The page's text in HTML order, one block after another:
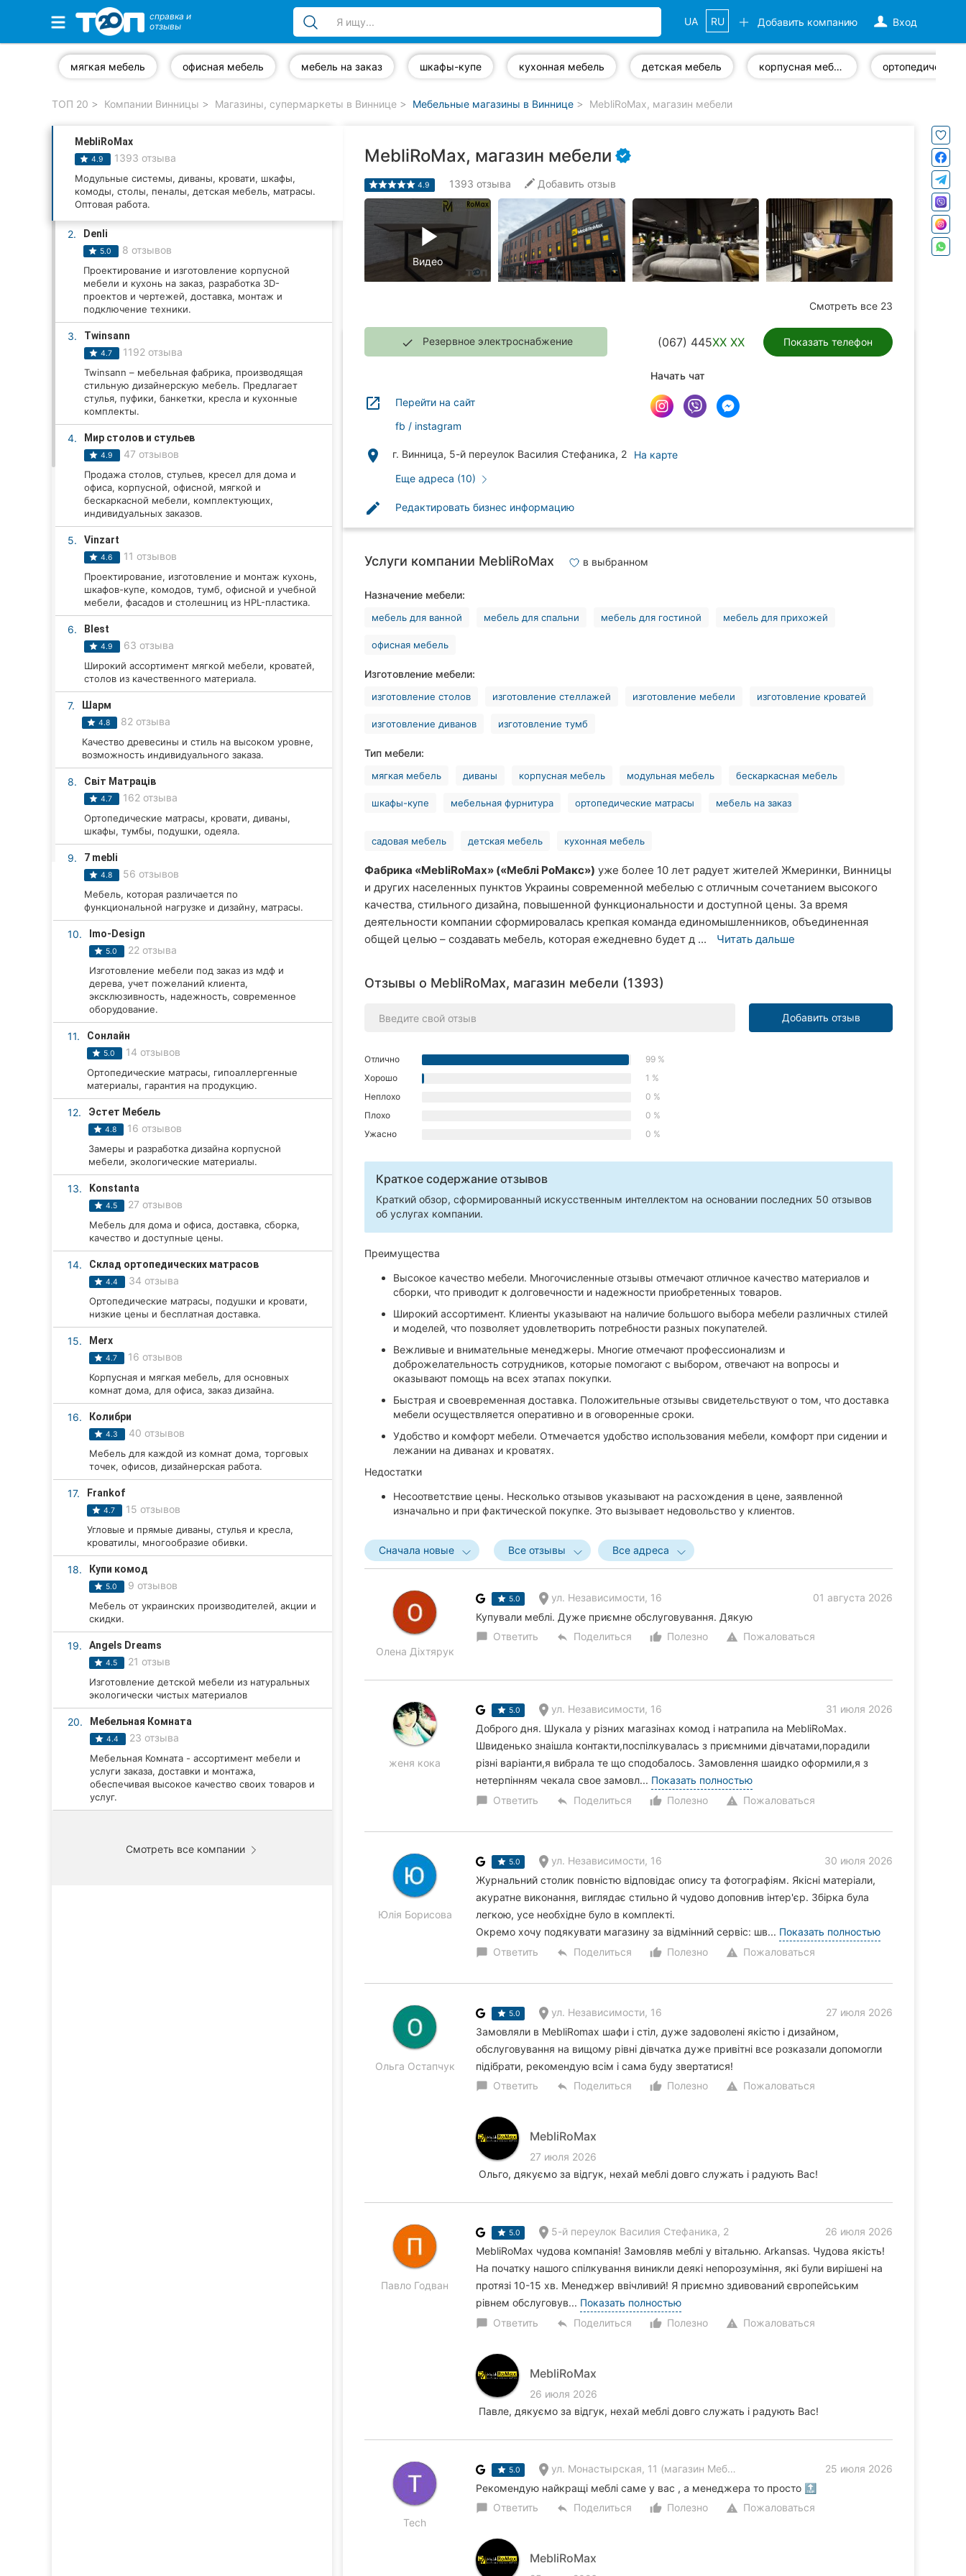
Избранные компании
Стоматологии
Ветеринарные клиники
Частные клиники
Автошколы
Все рубрики
Все города:
Хмельницкий
Кропивницкий
Запорожье
Кривой Рог
Полтава
Черкассы
Ивано-Франковск
Карпаты
справка и
отзывы
Вход
Добавить компанию
UA RU
мягкая мебель офисная мебель мебель на заказ шкафы-купе кухонная мебель детская мебель корпусная мебель
ТОП 20 Компании Винницы Магазины, супермаркеты в Виннице Мебельные магазины в Виннице MebliRoMax, магазин мебели
MebliRoMax
4.9 1393 отзыва
Модульные системы, диваны, кровати, шкафы,
комоды, столы, пеналы, детская мебель, матрасы.
Оптовая работа.
2. Denli
5.0 8 отзывов
Проектирование и изготовление корпусной
мебели и кухонь на заказ, разработка 3D-
проектов и чертежей, доставка, монтаж и
подключение техники.
3. Twinsann
4.7 1192 отзыва
Twinsann – мебельная фабрика, производящая
стильную дизайнерскую мебель. Предлагает
стулья, пуфики, банкетки, кресла и кухонные
комплекты.
4. Мир столов и стульев
4.9 47 отзывов
Продажа столов, стульев, кресел для дома и
офиса, корпусной, офисной, мягкой и
бескаркасной мебели, комплектующих,
индивидуальных заказов.
5. Vinzart
4.6 11 отзывов
Проектирование, изготовление и монтаж кухонь,
шкафов-купе, комодов, тумб, офисной и учебной
мебели, фасадов и столешниц из HPL-пластика.
6. Blest
4.9 63 отзыва
Широкий ассортимент мягкой мебели, кроватей,
столов из качественного материала.
7. Шарм
4.8 82 отзыва
Качество древесины и стиль на высоком уровне,
возможность индивидуального заказа.
8. Світ Матраців
4.7 162 отзыва
Ортопедические матрасы, кровати, диваны,
шкафы, тумбы, подушки, одеяла.
9. 7 mebli
4.8 56 отзывов
Мебель, которая различается по
функциональной нагрузке и дизайну, матрасы.
10. Imo-Design
5.0 22 отзыва
Изготовление мебели под заказ из мдф и
дерева, учет пожеланий клиента,
эксклюзивность, надежность, современное
оборудование.
11. Сонлайн
5.0 14 отзывов
Ортопедические матрасы, гипоаллергенные
материалы, гарантия на продукцию.
12. Эстет Мебель
4.8 16 отзывов
Замеры и разработка дизайна корпусной
мебели, экологические материалы.
13. Konstanta
4.5 27 отзывов
Мебель для дома и офиса, доставка, сборка,
качество и доступные цены.
14. Склад ортопедических матрасов
4.4 34 отзыва
Ортопедические матрасы, подушки и кровати,
низкие цены и бесплатная доставка.
15. Merx
4.7 16 отзывов
Корпусная и мягкая мебель, для основных
комнат дома, для офиса, заказ дизайна.
16. Колибри
4.3 40 отзывов
Мебель для каждой из комнат дома, торговых
точек, офисов, дизайнерская работа.
17. Frankof
4.7 15 отзывов
Угловые и прямые диваны, стулья и кресла,
кроватилы, многообразие обивки.
18. Купи комод
5.0 9 отзывов
Мебель от украинских производителей, акции и
скидки.
19. Angels Dreams
4.5 21 отзыв
Изготовление детской мебели из натуральных
экологически чистых материалов
20. Мебельная Комната
4.4 23 отзыва
Мебельная Комната - ассортимент мебели и
услуги заказа, доставки и монтажа,
обеспечивая высокое качество своих товаров и
услуг.
Смотреть все компании
MebliRoMax, магазин мебели
4.9 1393 отзыва Добавить отзыв
play_arrow
Видео
Смотреть все 23
done Резервное электроснабжение
launch
Перейти на сайт
fb
instagram
(067) 445XX XX Показать телефон
Начать чат
place г. Винница, 5-й переулок Василия Стефаника, 2
На карте
Еще адреса (10)
edit Редактировать бизнес информацию
Услуги компании MebliRoMax в выбранном
Назначение мебели:
мебель для ванной мебель для спальни мебель для гостиной мебель для прихожей
офисная мебель
Изготовление мебели:
изготовление столов изготовление стеллажей изготовление мебели изготовление кроватей
изготовление диванов изготовление тумб
Тип мебели:
мягкая мебель диваны корпусная мебель модульная мебель бескаркасная мебель
шкафы-купе мебельная фурнитура ортопедические матрасы мебель на заказ
садовая мебель детская мебель кухонная мебель
Фабрика «MebliRoMax» («Меблі РоМакс») уже более 10 лет радует жителей Жмеринки, Винницы
и других населенных пунктов Украины современной мебелью с отличным сочетанием высокого
качества, стильного дизайна, повышенной функциональности и доступной цены. За время
деятельности компании сформировалась крепкая команда единомышленников, объединенная
общей целью – создавать мебель, которая ежедневно будет д ...
Читать дальше
Отзывы о MebliRoMax, магазин мебели (1393)
Добавить отзыв
Отлично
99 %
Хорошо
1 %
Неплохо
0 %
Плохо
0 %
Ужасно
0 %
Краткое содержание отзывов
Краткий обзор, сформированный искусственным интеллектом на основании последних 50 отзывов
об услугах компании.
Преимущества
Высокое качество мебели. Многочисленные отзывы отмечают отличное качество материалов и
сборки, что приводит к долговечности и надежности приобретенных товаров.
Широкий ассортимент. Клиенты указывают на наличие большого выбора мебели различных стилей
и моделей, что позволяет удовлетворить потребности разных покупателей.
Вежливые и внимательные менеджеры. Многие отмечают профессионализм и
доброжелательность сотрудников, которые помогают с выбором, отвечают на вопросы и
оказывают помощь на всех этапах покупки.
Быстрая и своевременная доставка. Положительные отзывы свидетельствуют о том, что доставка
мебели осуществляется оперативно и в оговоренные сроки.
Удобство и комфорт мебели. Отмечается удобство использования мебели, комфорт при сидении и
лежании на диванах и кроватях.
Недостатки
Несоответствие цены. Несколько отзывов указывают на расхождения в цене, заявленной
изначально и при фактической покупке. Это вызывает недовольство у клиентов.
Сначала новые Все отзывы Все адреса
Олена Діхтярук
5.0 ул. Независимости, 16
01 августа 2026
Купували меблі. Дуже приємне обслуговування. Дякую
chat_bubble Ответить reply Поделиться thumb_up_alt
Полезно warning Пожаловаться
женя кока
5.0 ул. Независимости, 16
31 июля 2026
Доброго дня. Шукала у різних магазінах комод і натрапила на MebliRoMax.
Швиденько знаішла контакти,поспілкувалась з приємними дівчатами,порадили
різні варіанти,я вибрала те що сподобалось. Замовлення шаидко оформили,я з
нетерпінням чекала свое замовл... Показать полностью
chat_bubble Ответить reply Поделиться thumb_up_alt
Полезно warning Пожаловаться
Юлія Борисова
5.0 ул. Независимости, 16
30 июля 2026
Журнальний столик повністю відповідає опису та фотографіям. Якісні матеріали,
акуратне виконання, виглядає стильно й чудово доповнив інтер'єр. Збірка була
легкою, усе необхідне було в комплекті.
Окремо хочу подякувати магазину за відмінний сервіс: шв... Показать полностью
chat_bubble Ответить reply Поделиться thumb_up_alt
Полезно warning Пожаловаться
Ольга Остапчук
5.0 ул. Независимости, 16
27 июля 2026
Замовляли в MebliRomax шафи і стіл, дуже задоволені якістю і дизайном,
обслуговування на вищому рівні дівчатка дуже привітні все розказали допомогли
підібрати, рекомендую всім і сама буду звертатися!
chat_bubble Ответить reply Поделиться thumb_up_alt
Полезно warning Пожаловаться
MebliRoMax
27 июля 2026
Ольго, дякуємо за відгук, нехай меблі довго служать і радують Вас!
Павло Годван
5.0 5-й переулок Василия Стефаника, 2
26 июля 2026
MebliRoMax чудова компанія! Замовляв меблі у вітальню. Arkansas. Чудова якість!
На початку нашого спілкування виникли деякі непорозуміння, які були вирішені на
протязі 10-15 хв. Менеджер ввічливий! Я приємно здивований європейським
рівнем обслуговув... Показать полностью
chat_bubble Ответить reply Поделиться thumb_up_alt
Полезно warning Пожаловаться
MebliRoMax
26 июля 2026
Павле, дякуємо за відгук, нехай меблі довго служать і радують Вас!
Tech
5.0 ул. Монастырская, 11 (магазин Мебли Украины)
25 июля 2026
Рекомендую найкращі меблі саме у вас , а менеджера то просто 🔝
chat_bubble Ответить reply Поделиться thumb_up_alt
Полезно warning Пожаловаться
MebliRoMax